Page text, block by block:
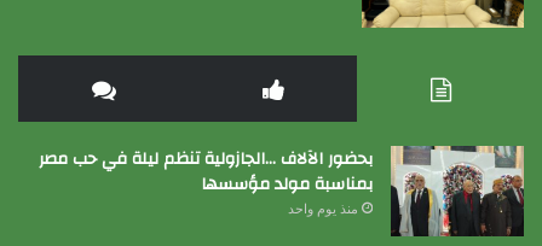
بحضور الآلاف …الجازولية تنظم ليلة في حب مصر
بمناسبة مولد مؤسسها
منذ يوم واحد